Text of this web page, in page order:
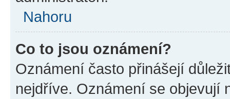
Nahoru
Co to jsou oznámení?
Oznámení často přinášejí
nejdříve. Oznámení se objevují